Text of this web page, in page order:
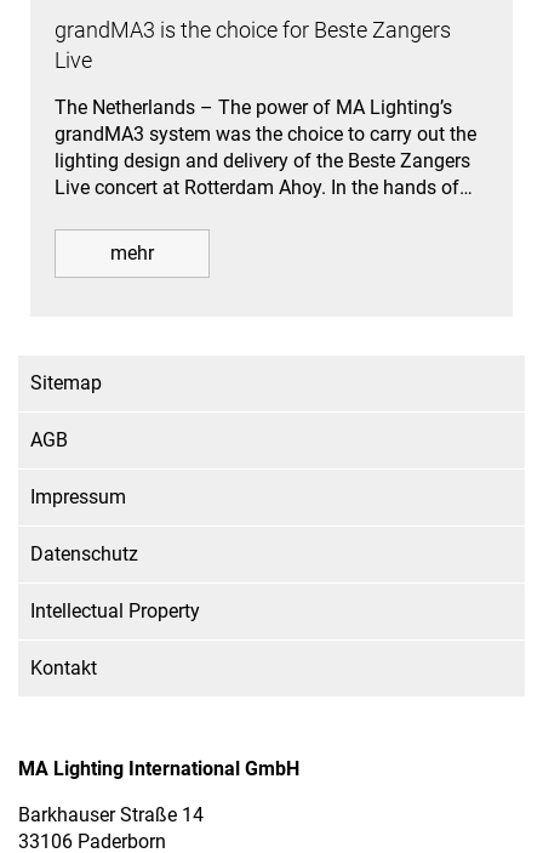
grandMA3 is the choice for Beste Zangers
Live
The Netherlands – The power of MA Lighting’s
grandMA3 system was the choice to carry out the
lighting design and delivery of the Beste Zangers
Live concert at Rotterdam Ahoy. In the hands of…
mehr
Sitemap
AGB
Impressum
Datenschutz
Intellectual Property
Kontakt
MA Lighting International GmbH
Barkhauser Straße 14
33106 Paderborn